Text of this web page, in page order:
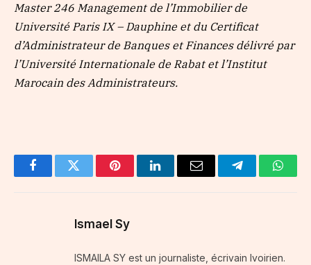
Master 246 Management de l’Immobilier de
Université Paris IX – Dauphine et du Certificat
d’Administrateur de Banques et Finances délivré par
l’Université Internationale de Rabat et l’Institut
Marocain des Administrateurs.
FacebookTwitter PinterestLinkedInEmail Telegram
Ismael Sy
ISMAILA SY est un journaliste, écrivain Ivoirien.